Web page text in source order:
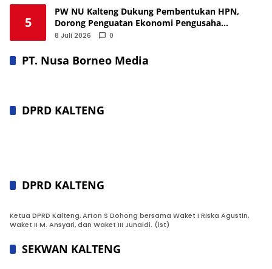
5
PW NU Kalteng Dukung Pembentukan HPN,
Dorong Penguatan Ekonomi Pengusaha
Nahdliyin
8 Juli 2026 0
PT. Nusa Borneo Media
DPRD KALTENG
DPRD KALTENG
Ketua DPRD Kalteng, Arton S Dohong bersama Waket I Riska Agustin,
Waket II M. Ansyari, dan Waket III Junaidi. (ist)
SEKWAN KALTENG